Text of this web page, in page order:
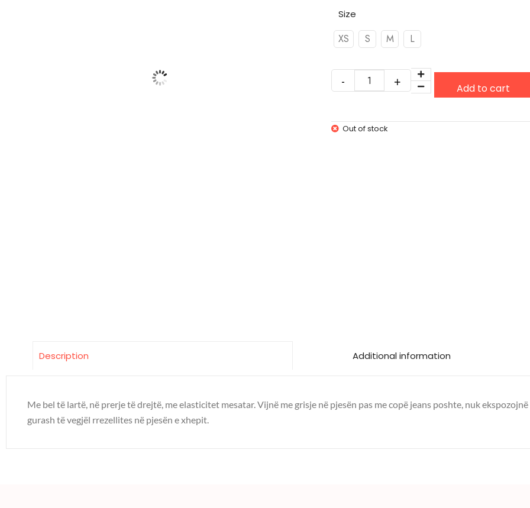
Size
XS S M L
Add to cart
Out of stock
Description Additional information
Me bel të lartë, në prerje të drejtë, me elasticitet mesatar. Vijnë me grisje në pjesën pas me copë jeans poshte, nuk
gurash të vegjël rrezellites në pjesën e xhepit.